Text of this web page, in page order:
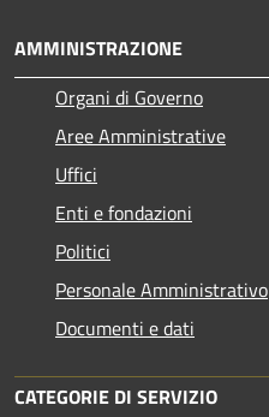
AMMINISTRAZIONE
Organi di Governo
Aree Amministrative
Uffici
Enti e fondazioni
Politici
Personale Amministrativo
Documenti e dati
CATEGORIE DI SERVIZIO